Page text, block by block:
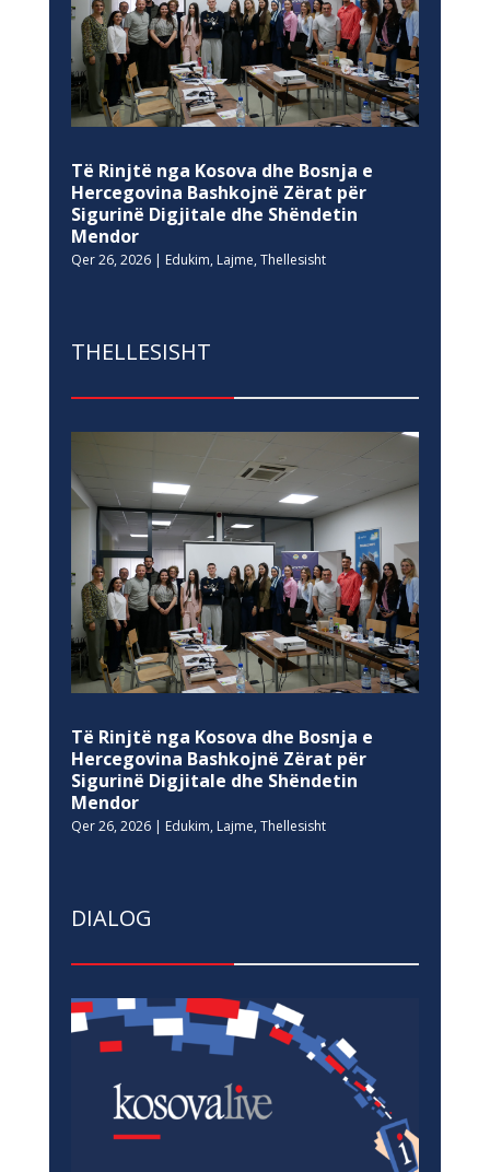
Të Rinjtë nga Kosova dhe Bosnja e
Hercegovina Bashkojnë Zërat për
Sigurinë Digjitale dhe Shëndetin
Mendor
Qer 26, 2026| Edukim, Lajme, Thellesisht
THELLESISHT
Të Rinjtë nga Kosova dhe Bosnja e
Hercegovina Bashkojnë Zërat për
Sigurinë Digjitale dhe Shëndetin
Mendor
Qer 26, 2026| Edukim, Lajme, Thellesisht
DIALOG